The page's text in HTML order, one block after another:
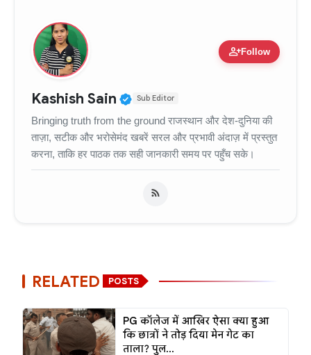
person_addFollow
Kashish Sain Verified Public Figure •
Sub Editor
Bringing truth from the ground राजस्थान और देश-दुनिया की
ताज़ा, सटीक और भरोसेमंद खबरें सरल और प्रभावी अंदाज़ में प्रस्तुत
करना, ताकि हर पाठक तक सही जानकारी समय पर पहुँच सके।
RELATED POSTS
PG कॉलेज में आखिर ऐसा क्या हुआ
कि छात्रों ने तोड़ दिया मेन गेट का
ताला? पुल...